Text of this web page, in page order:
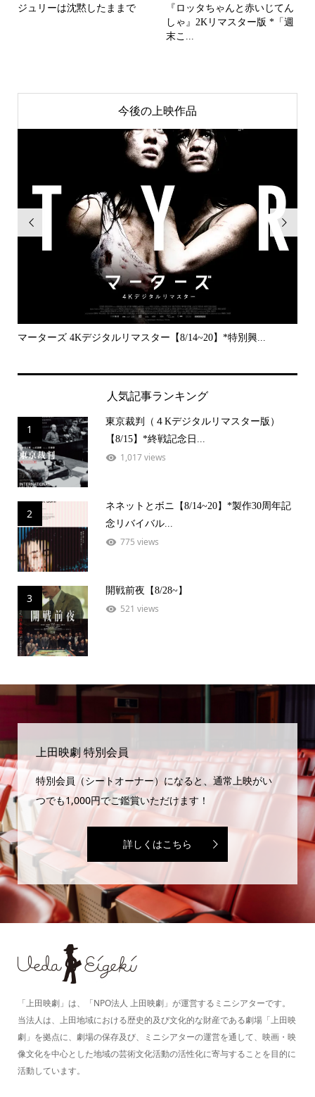
ジュリーは沈黙したままで
『ロッタちゃんと赤いじてん
しゃ』2Kリマスター版 *「週
末こ...
今後の上映作品

マーターズ 4Kデジタルリマスター【8/14~20】*特別興...

人気記事ランキング
1
東京裁判（４Kデジタルリマスター版）
【8/15】*終戦記念日...
1,017 views
2
ネネットとボニ【8/14~20】*製作30周年記
念リバイバル...
775 views
3
開戦前夜【8/28~】
521 views
上田映劇 特別会員
特別会員（シートオーナー）になると、通常上映がい
つでも1,000円でご鑑賞いただけます！
詳しくはこちら
「上田映劇」は、「NPO法人 上田映劇」が運営するミニシアターです。
当法人は、上田地域における歴史的及び文化的な財産である劇場「上田映
劇」を拠点に、劇場の保存及び、ミニシアターの運営を通して、映画・映
像文化を中心とした地域の芸術文化活動の活性化に寄与することを目的に
活動しています。